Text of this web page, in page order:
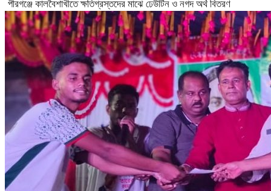
পীরগঞ্জে কালবৈশাখীতে ক্ষতিগ্রস্তদের মাঝে ঢেউটিন ও নগদ অর্থ বিতরণ